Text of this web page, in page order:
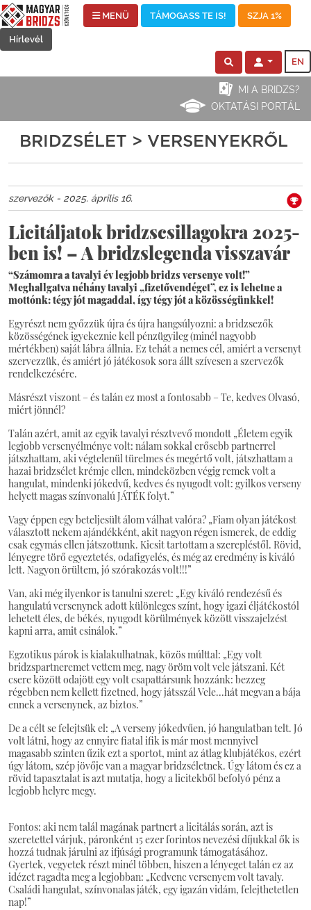
MENÜ TÁMOGASS TE IS! SZJA 1%
Hírlevél
EN
MI A BRIDZS?
OKTATÁSI PORTÁL
BRIDZSÉLET > VERSENYEKRŐL
szervezők - 2025. április 16.
Licitáljatok bridzscsillagokra 2025-
ben is! – A bridzslegenda visszavár
“Számomra a tavalyi év legjobb bridzs versenye volt!”
Meghallgatva néhány tavalyi „fizetővendéget”, ez is lehetne a
mottónk: tégy jót magaddal, így tégy jót a közösségünkkel!
Egyrészt nem győzzük újra és újra hangsúlyozni: a bridzsezők
közösségének igyekeznie kell pénzügyileg (minél nagyobb
mértékben) saját lábra állnia. Ez tehát a nemes cél, amiért a versenyt
szervezzük, és amiért jó játékosok sora állt szívesen a szervezők
rendelkezésére.
Másrészt viszont – és talán ez most a fontosabb – Te, kedves Olvasó,
miért jönnél?
Talán azért, amit az egyik tavalyi résztvevő mondott „Életem egyik
legjobb versenyélménye volt: nálam sokkal erősebb partnerrel
játszhattam, aki végtelenül türelmes és megértő volt, játszhattam a
hazai bridzsélet krémje ellen, mindeközben végig remek volt a
hangulat, mindenki jókedvű, kedves és nyugodt volt: gyilkos verseny
helyett magas színvonalú JÁTÉK folyt.”
Vagy éppen egy beteljesült álom válhat valóra? „Fiam olyan játékost
választott nekem ajándékként, akit nagyon régen ismerek, de eddig
csak egymás ellen játszottunk. Kicsit tartottam a szerepléstől. Rövid,
lényegre törő egyeztetés, odafigyelés, és még az eredmény is kiváló
lett. Nagyon örültem, jó szórakozás volt!!!”
Van, aki még ilyenkor is tanulni szeret: „Egy kiváló rendezésű és
hangulatú versenynek adott különleges színt, hogy igazi éljátékostól
lehetett éles, de békés, nyugodt körülmények között visszajelzést
kapni arra, amit csinálok.”
Egzotikus párok is kialakulhatnak, közös múlttal: „Egy volt
bridzspartneremet vettem meg, nagy öröm volt vele játszani. Két
csere között odajött egy volt csapattársunk hozzánk: bezzeg
régebben nem kellett fizetned, hogy játsszál Vele...hát megvan a bája
ennek a versenynek, az biztos.”
De a célt se felejtsük el: „A verseny jókedvűen, jó hangulatban telt. Jó
volt látni, hogy az ennyire fiatal ifik is már most mennyivel
magasabb szinten űzik ezt a sportot, mint az átlag klubjátékos, ezért
úgy látom, szép jövője van a magyar bridzséletnek. Úgy látom és ez a
rövid tapasztalat is azt mutatja, hogy a licitekből befolyó pénz a
legjobb helyre megy.
Fontos: aki nem talál magának partnert a licitálás során, azt is
szeretettel várjuk, páronként 15 ezer forintos nevezési díjukkal ők is
hozzá tudnak járulni az ifjúsági programunk támogatásához.
Gyertek, vegyetek részt minél többen, hiszen a lényeget talán ez az
idézet ragadta meg a legjobban: „Kedvenc versenyem volt tavaly.
Családi hangulat, színvonalas játék, egy igazán vidám, felejthetetlen
nap!”